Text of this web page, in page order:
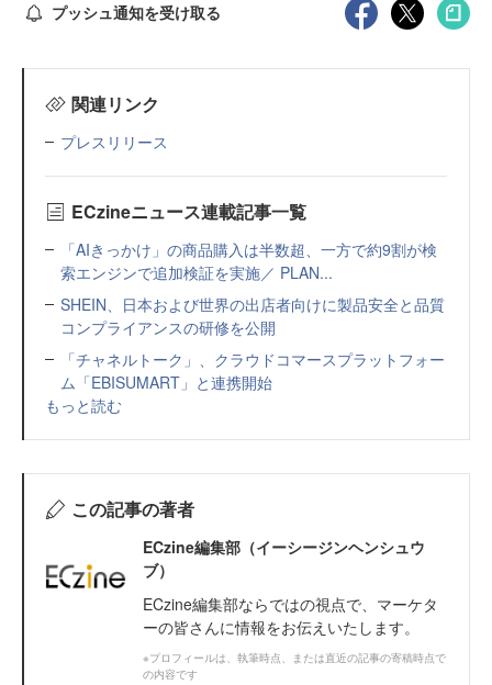
プッシュ通知を受け取る
関連リンク
プレスリリース
ECzineニュース連載記事一覧
「AIきっかけ」の商品購入は半数超、一方で約9割が検
索エンジンで追加検証を実施／ PLAN...
SHEIN、日本および世界の出店者向けに製品安全と品質
コンプライアンスの研修を公開
「チャネルトーク」、クラウドコマースプラットフォー
ム「EBISUMART」と連携開始
もっと読む
この記事の著者
ECzine編集部（イーシージンヘンシュウ
ブ）
ECzine編集部ならではの視点で、マーケタ
ーの皆さんに情報をお伝えいたします。
※プロフィールは、執筆時点、または直近の記事の寄稿時点で
の内容です